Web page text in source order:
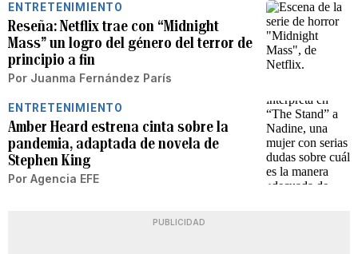
ENTRETENIMIENTO
Reseña: Netflix trae con “Midnight
Mass” un logro del género del terror de
principio a fin
Por Juanma Fernández París
ENTRETENIMIENTO
Amber Heard estrena cinta sobre la
pandemia, adaptada de novela de
Stephen King
Por Agencia EFE
PUBLICIDAD